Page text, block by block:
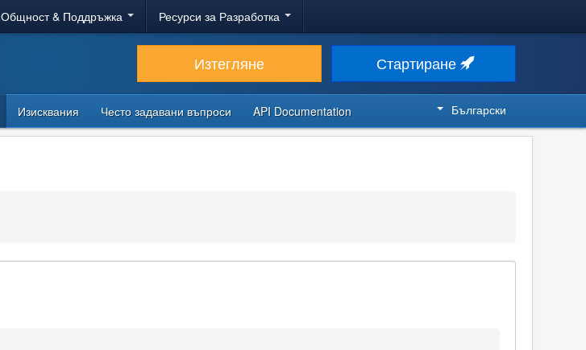
Общност & Поддръжка Ресурси за Разработка
Изтегляне Стартиране
Изисквания Често задавани въпроси API Documentation Български